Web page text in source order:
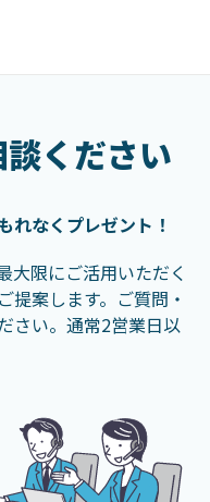
ください
れなくプレゼント！
大限にご活用いただく
提案します。ご質問・
さい。通常2営業日以